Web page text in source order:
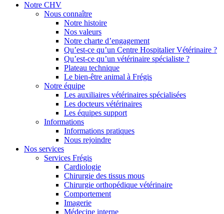
Notre CHV
Nous connaître
Notre histoire
Nos valeurs
Notre charte d’engagement
Qu’est-ce qu’un Centre Hospitalier Vétérinaire ?
Qu’est-ce qu’un vétérinaire spécialiste ?
Plateau technique
Le bien-être animal à Frégis
Notre équipe
Les auxiliaires vétérinaires spécialisées
Les docteurs vétérinaires
Les équipes support
Informations
Informations pratiques
Nous rejoindre
Nos services
Services Frégis
Cardiologie
Chirurgie des tissus mous
Chirurgie orthopédique vétérinaire
Comportement
Imagerie
Médecine interne